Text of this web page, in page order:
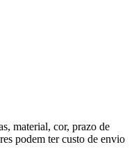
material, cor, prazo de
podem ter custo de envio